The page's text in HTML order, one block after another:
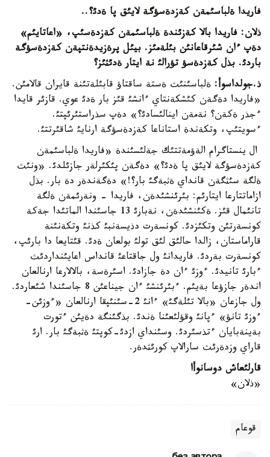
فاريدا ةلباسئمةن كةزدةسؤگة لايئق پا ةدئ؟..
ذلان: فاريدا بالا كةزئندة ةلباسئمةن كةزدةسئپ، «اعاتايئم»
دةپ ءان شئرقاعانئن بئلةمئز. بيئل پرةزيدةنتپةن كةزدةسؤگة
باردئ. بذل كةزدةسؤ تؤرالئ نة ايتار ةدئثئز؟
ذ.جولداسوأ: ةلباسئنئث ةستة ساقتاؤ قابئلةتئنة قايران قالامئن.
«فاريدا دةگةن كئشكةنتاي ءانشئ قئز بار ةدئ عوي. قازئر قايدا
ءجذر ةكةن؟ نةمةن اينالئسادئ؟» دةپ سذراستئرئپتئ.
ءسويتئپ، وتكةندة استاناعا كةزدةسؤگة ارنايئ شاقئرتتئ.
ال ينستاگرام الةؤمةتتئك جةلئسئندة «فاريدا ةلباسئمةن
كةزدةسؤگة لايئق پا ةدئ؟» دةگةن پئكئرلةر جازئلدئ. «ونئث
ةلگة سئثگةن قانداي ةثبةگئ بار؟!» دةگةندةر دة بار. بذل
ازاماتتارعا ايتارئم: بئرئنشئدةن، فاريدا - ونةرئمةن ةلگة
تانئمال قئز. ةكئنشئدةن، نةبارئ 13 جاسئندا الماتئدا جةكة
كونسةرتئن وتكئزدئ. كونسةرت دذيسةنبئ كذنئ وتكةنئنة
قاراماستان، زالدا حالئق لئق تولئ بولعان ةدئ. قئتايعا دا بارئپ،
كونسةرت بةردئ. فاريدانئ ول جاقتاعئ قانداس اعايئنداردئث
ءبارئ تانيدئ. ءوزئ ءان دة جازادئ. اسئرةسة، بالالارعا ارنالعان
اندةر جازؤعا بةيئم. ءبئرئنشئ ءان جيناعئن 8 جاسئندا شئعاردئ.
ول جازعان «بالا تئلةگئ» ءانئ 2-سئنئپقا ارنالعان «ءوزئن-
ءوزئ تانؤ» ءپانئ وقؤلئعئنا ةندئ. بذگئنگة دةيئن ءتورت
بةينةبايان ءتذسئردئ. وسئنداي ازدئ-كوپتئ ةثبةگئ بار. ارئ
قاراي وزدةرئث سارالاپ كورئثدةر.
قارلئعاش دوسانوأا
«ذلان»
قوعام